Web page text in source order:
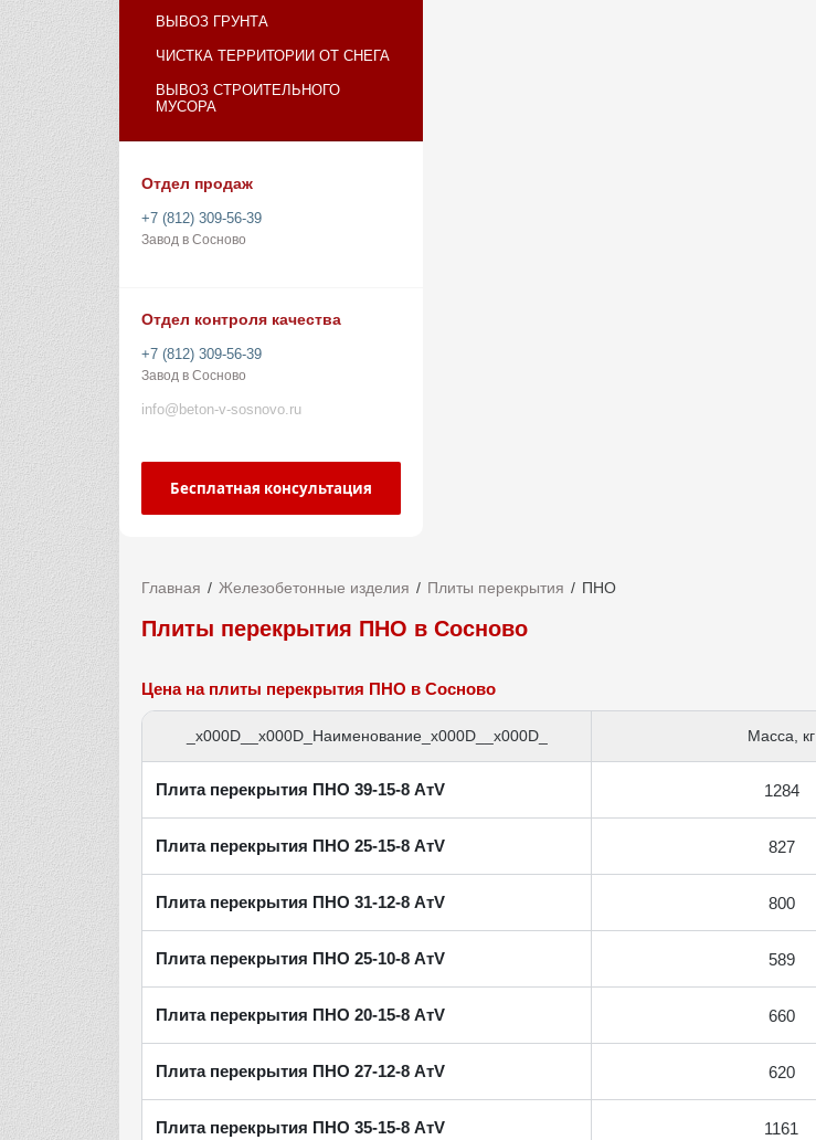
ВЫВОЗ ГРУНТА
ЧИСТКА ТЕРРИТОРИИ ОТ СНЕГА
ВЫВОЗ СТРОИТЕЛЬНОГО
МУСОРА
Отдел продаж
+7 (812) 309-56-39
Завод в Сосново
Отдел контроля качества
+7 (812) 309-56-39
Завод в Сосново
info@beton-v-sosnovo.ru
Бесплатная консультация
Главная Железобетонные изделия Плиты перекрытия ПНО
Плиты перекрытия ПНО в Сосново
Цена на плиты перекрытия ПНО в Сосново
_x000D__x000D_Наименование_x000D__x000D_ Масса, кг
Плита перекрытия ПНО 39-15-8 АтV 1284
Плита перекрытия ПНО 25-15-8 АтV 827
Плита перекрытия ПНО 31-12-8 АтV 800
Плита перекрытия ПНО 25-10-8 АтV 589
Плита перекрытия ПНО 20-15-8 АтV 660
Плита перекрытия ПНО 27-12-8 АтV 620
Плита перекрытия ПНО 35-15-8 АтV 1161